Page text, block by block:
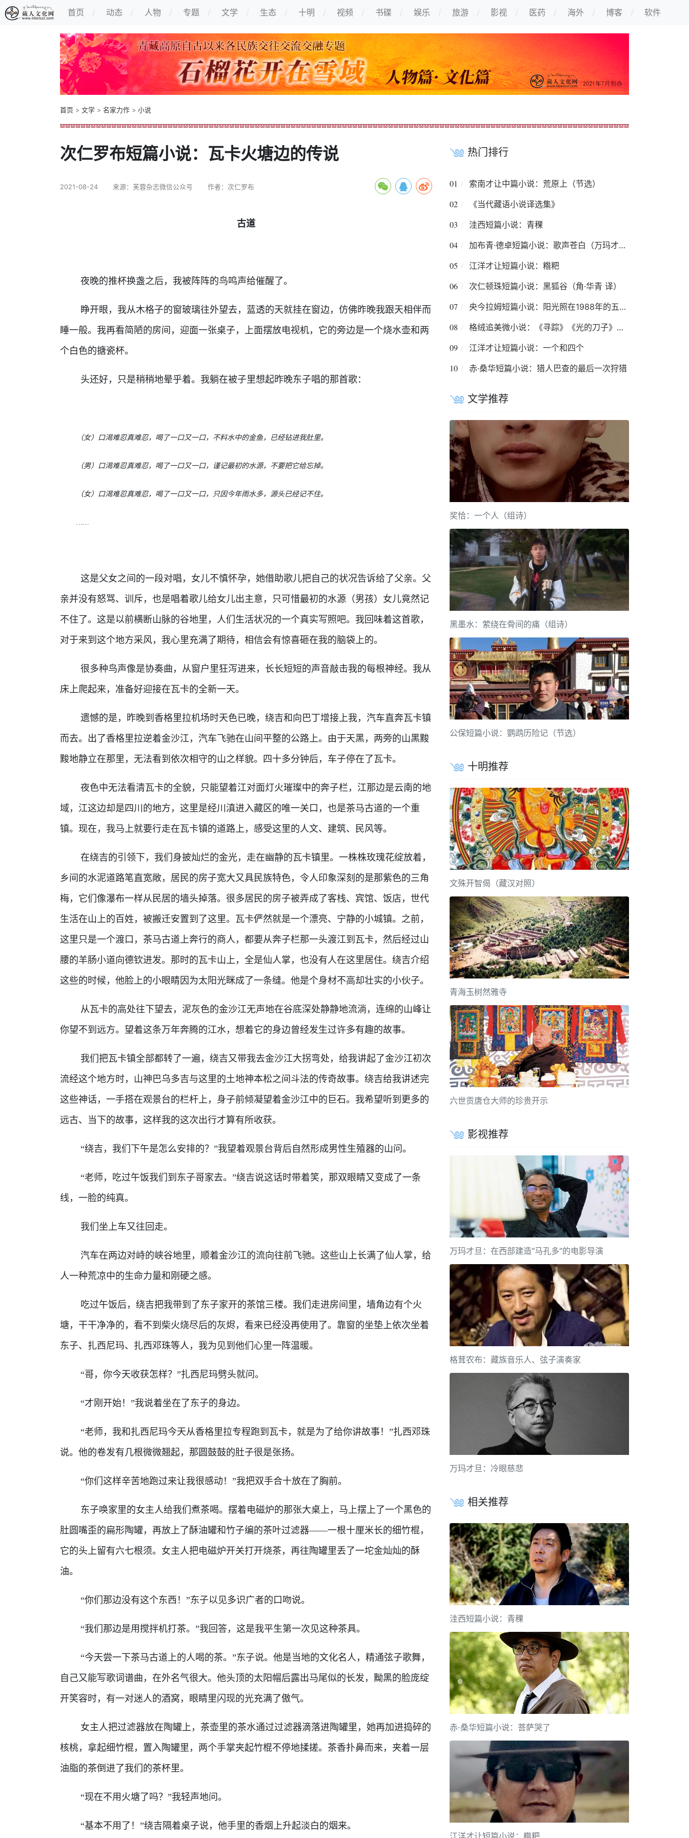
首页 动态 人物 专题 文学 生态 十明 视频 书碟 娱乐 旅游 影视 医药 海外 博客 软件
首页 > 文学 > 名家力作 > 小说
次仁罗布短篇小说：瓦卡火塘边的传说
2021-08-24 来源：芙蓉杂志微信公众号 作者：次仁罗布
古道
夜晚的推杯换盏之后，我被阵阵的鸟鸣声给催醒了。
睁开眼，我从木格子的窗玻璃往外望去，蓝透的天就挂在窗边，仿佛昨晚我跟天相伴而
睡一般。我再看简陋的房间，迎面一张桌子，上面摆放电视机，它的旁边是一个烧水壶和两
个白色的搪瓷杯。
头还好，只是稍稍地晕乎着。我躺在被子里想起昨晚东子唱的那首歌：
（女）口渴难忍真难忍，喝了一口又一口，不料水中的金鱼，已经钻进我肚里。
（男）口渴难忍真难忍，喝了一口又一口，谨记最初的水源，不要把它给忘掉。
（女）口渴难忍真难忍，喝了一口又一口，只因今年雨水多，源头已经记不住。
这是父女之间的一段对唱，女儿不慎怀孕，她借助歌儿把自己的状况告诉给了父亲。父
亲并没有怒骂、训斥，也是唱着歌儿给女儿出主意，只可惜最初的水源（男孩）女儿竟然记
不住了。这是以前横断山脉的谷地里，人们生活状况的一个真实写照吧。我回味着这首歌，
对于来到这个地方采风，我心里充满了期待，相信会有惊喜砸在我的脑袋上的。
很多种鸟声像是协奏曲，从窗户里狂泻进来，长长短短的声音敲击我的每根神经。我从
床上爬起来，准备好迎接在瓦卡的全新一天。
遗憾的是，昨晚到香格里拉机场时天色已晚，绕吉和向巴丁增接上我，汽车直奔瓦卡镇
而去。出了香格里拉逆着金沙江，汽车飞驰在山间平整的公路上。由于天黑，两旁的山黑黢
黢地静立在那里，无法看到依次相守的山之样貌。四十多分钟后，车子停在了瓦卡。
夜色中无法看清瓦卡的全貌，只能望着江对面灯火璀璨中的奔子栏，江那边是云南的地
域，江这边却是四川的地方，这里是经川滇进入藏区的唯一关口，也是茶马古道的一个重
镇。现在，我马上就要行走在瓦卡镇的道路上，感受这里的人文、建筑、民风等。
在绕吉的引领下，我们身披灿烂的金光，走在幽静的瓦卡镇里。一株株玫瑰花绽放着，
乡间的水泥道路笔直宽敞，居民的房子宽大又具民族特色，令人印象深刻的是那紫色的三角
梅，它们像瀑布一样从民居的墙头掉落。很多居民的房子被弄成了客栈、宾馆、饭店，世代
生活在山上的百姓，被搬迁安置到了这里。瓦卡俨然就是一个漂亮、宁静的小城镇。之前，
这里只是一个渡口，茶马古道上奔行的商人，都要从奔子栏那一头渡江到瓦卡，然后经过山
腰的羊肠小道向德钦进发。那时的瓦卡山上，全是仙人掌，也没有人在这里居住。绕吉介绍
这些的时候，他脸上的小眼睛因为太阳光眯成了一条缝。他是个身材不高却壮实的小伙子。
从瓦卡的高处往下望去，泥灰色的金沙江无声地在谷底深处静静地流淌，连绵的山峰让
你望不到远方。望着这条万年奔腾的江水，想着它的身边曾经发生过许多有趣的故事。
我们把瓦卡镇全部都转了一遍，绕吉又带我去金沙江大拐弯处，给我讲起了金沙江初次
流经这个地方时，山神巴乌多吉与这里的土地神本松之间斗法的传奇故事。绕吉给我讲述完
这些神话，一手搭在观景台的栏杆上，身子前倾凝望着金沙江中的巨石。我希望听到更多的
远古、当下的故事，这样我的这次出行才算有所收获。
“绕吉，我们下午是怎么安排的？”我望着观景台背后自然形成男性生殖器的山问。
“老师，吃过午饭我们到东子哥家去。”绕吉说这话时带着笑，那双眼睛又变成了一条
线，一脸的纯真。
我们坐上车又往回走。
汽车在两边对峙的峡谷地里，顺着金沙江的流向往前飞驰。这些山上长满了仙人掌，给
人一种荒凉中的生命力量和刚硬之感。
吃过午饭后，绕吉把我带到了东子家开的茶馆三楼。我们走进房间里，墙角边有个火
塘，干干净净的，看不到柴火烧尽后的灰烬，看来已经没再使用了。靠窗的坐垫上依次坐着
东子、扎西尼玛、扎西邓珠等人，我为见到他们心里一阵温暖。
“哥，你今天收获怎样？”扎西尼玛劈头就问。
“才刚开始！”我说着坐在了东子的身边。
“老师，我和扎西尼玛今天从香格里拉专程跑到瓦卡，就是为了给你讲故事！”扎西邓珠
说。他的卷发有几根微微翘起，那圆鼓鼓的肚子很是张扬。
“你们这样辛苦地跑过来让我很感动！”我把双手合十放在了胸前。
东子唤家里的女主人给我们煮茶喝。摆着电磁炉的那张大桌上，马上摆上了一个黑色的
肚圆嘴歪的扁形陶罐，再放上了酥油罐和竹子编的茶叶过滤器——一根十厘米长的细竹棍，
它的头上留有六七根须。女主人把电磁炉开关打开烧茶，再往陶罐里丢了一坨金灿灿的酥
油。
“你们那边没有这个东西！”东子以见多识广者的口吻说。
“我们那边是用搅拌机打茶。”我回答，这是我平生第一次见这种茶具。
“今天尝一下茶马古道上的人喝的茶。”东子说。他是当地的文化名人，精通弦子歌舞，
自己又能写歌词谱曲，在外名气很大。他头顶的太阳帽后露出马尾似的长发，黝黑的脸庞绽
开笑容时，有一对迷人的酒窝，眼睛里闪现的光充满了傲气。
女主人把过滤器放在陶罐上，茶壶里的茶水通过过滤器滴落进陶罐里，她再加进捣碎的
核桃，拿起细竹棍，置入陶罐里，两个手掌夹起竹棍不停地揉搓。茶香扑鼻而来，夹着一层
油脂的茶倒进了我们的茶杯里。
“现在不用火塘了吗？”我轻声地问。
“基本不用了！”绕吉隔着桌子说，他手里的香烟上升起淡白的烟来。
热门排行
01 索南才让中篇小说：荒原上（节选）
02 《当代藏语小说译选集》
03 洼西短篇小说：青稞
04 加布青·德卓短篇小说：歌声苍白（万玛才旦 译）
05 江洋才让短篇小说：糌粑
06 次仁顿珠短篇小说：黑狐谷（角·华青 译）
07 央今拉姆短篇小说：阳光照在1988年的五家村
08 格绒追美微小说：《寻踪》《光的刀子》《父亲》《奇迹》
09 江洋才让短篇小说：一个和四个
10 赤·桑华短篇小说：猎人巴查的最后一次狩猎
文学推荐
奖恰：一个人（组诗）
黑墨水：萦绕在骨间的痛（组诗）
公保短篇小说：鹦鹉历险记（节选）
十明推荐
文殊开智偈（藏汉对照）
青海玉树然雅寺
六世贡唐仓大师的珍贵开示
影视推荐
万玛才旦：在西部建造“马孔多”的电影导演
格茸农布：藏族音乐人、弦子演奏家
万玛才旦：冷眼慈悲
相关推荐
洼西短篇小说：青稞
赤·桑华短篇小说：菩萨哭了
江洋才让短篇小说：糌粑